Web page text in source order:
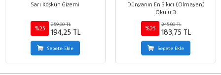
Sarı Köşkün Gizemi
%25
259,00 TL
194,25 TL
Sepete Ekle
Dünyanın En Sıkıcı (Olmayan)
Okulu 3
%25
245,00 TL
183,75 TL
Sepete Ekle